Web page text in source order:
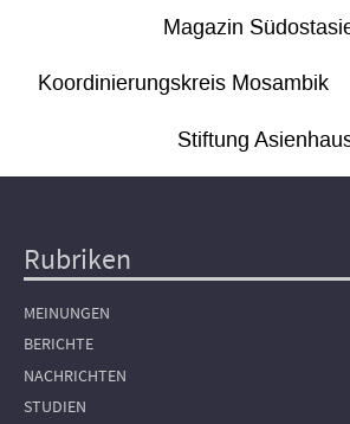
Magazin
Koordinierungskreis Mosambik
Stiftung
Hauptnavigation
Rubriken
MEINUNGEN
BERICHTE
NACHRICHTEN
STUDIEN